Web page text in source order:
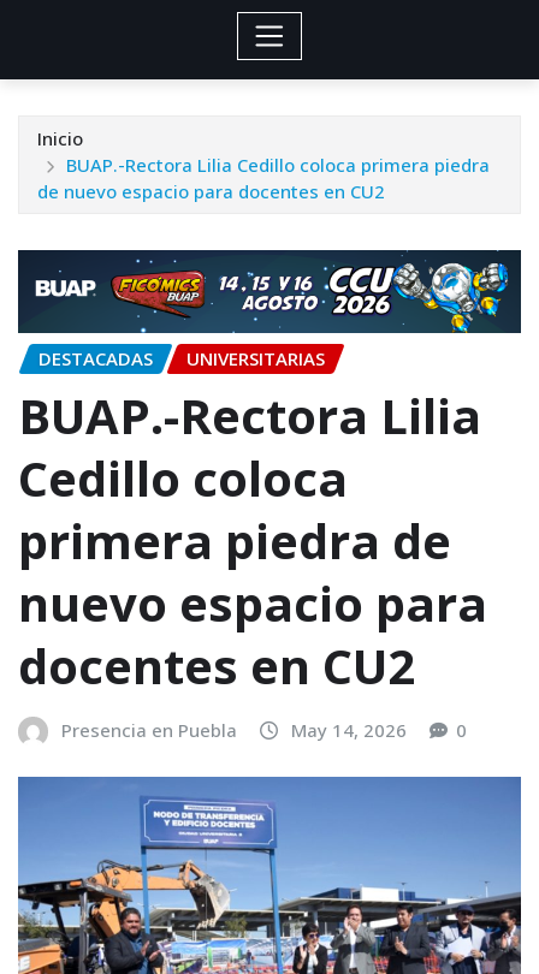
Inicio
BUAP.-Rectora Lilia Cedillo coloca primera piedra
de nuevo espacio para docentes en CU2
DESTACADAS UNIVERSITARIAS
BUAP.-Rectora Lilia
Cedillo coloca
primera piedra de
nuevo espacio para
docentes en CU2
Presencia en Puebla May 14, 2026 0